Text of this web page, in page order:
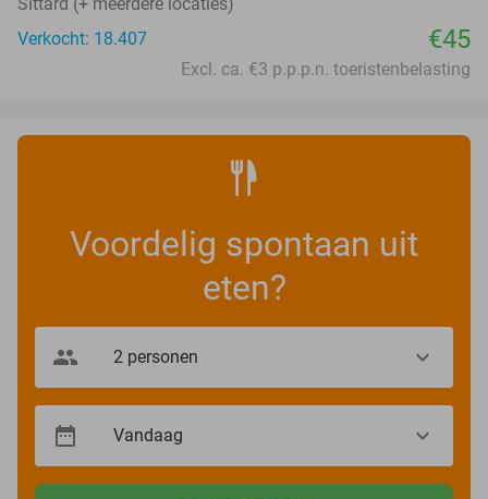
Verkocht: 18.407
€45
Excl. ca. €3 p.p.p.n. toeristenbelasting
Voordelig spontaan uit
eten?